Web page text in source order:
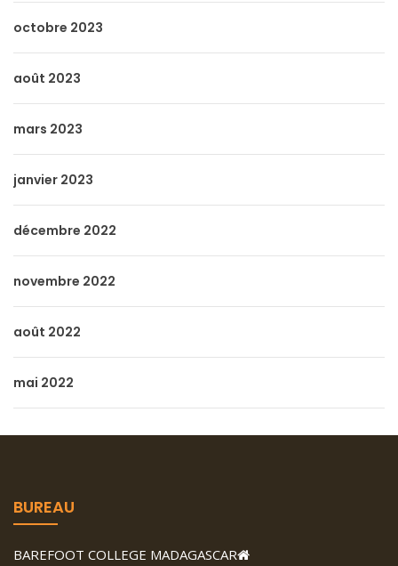
octobre 2023
août 2023
mars 2023
janvier 2023
décembre 2022
novembre 2022
août 2022
mai 2022
BUREAU
BAREFOOT COLLEGE MADAGASCAR